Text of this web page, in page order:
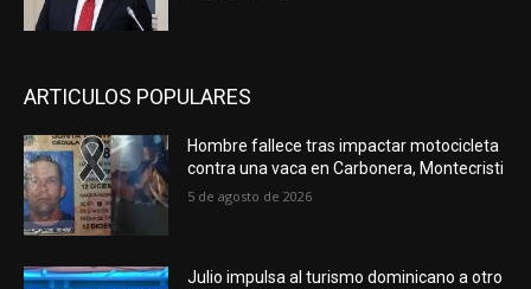
ARTICULOS POPULARES
Hombre fallece tras impactar motocicleta
contra una vaca en Carbonera, Montecristi
5 de agosto de 2026
Julio impulsa al turismo dominicano a otro